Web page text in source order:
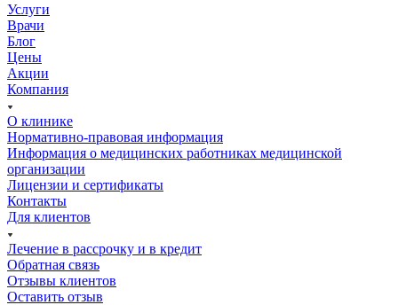
Услуги
Врачи
Блог
Цены
Акции
Компания
О клинике
Нормативно-правовая информация
Информация о медицинских работниках медицинской
организации
Лицензии и сертификаты
Контакты
Для клиентов
Лечение в рассрочку и в кредит
Обратная связь
Отзывы клиентов
Оставить отзыв